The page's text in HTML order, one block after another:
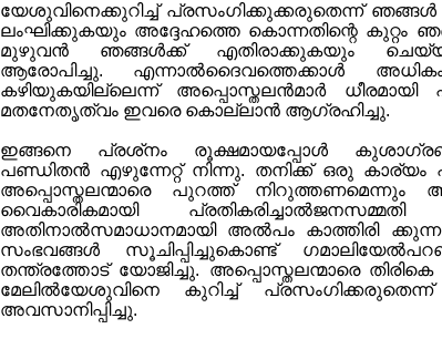
യേശുവിനെക്കുറിച്ച് പ്രസംഗിക്കുക്കരുതെന്ന്
ലംഘിക്കുകയും അദ്ദേഹത്തെ കൊന്നതിന്റെ കുറ്റം
മുഴുവന്‍ ഞങ്ങള്‍ക്ക് എതിരാക്കുകയും
ആരോപിച്ചു. എന്നാല്‍ദൈവത്തെക്കാള്‍
കഴിയുകയില്ലെന്ന് അപ്പൊസ്തലന്‍മാര്‍
മതനേതൃത്വം ഇവരെ കൊല്ലാന്‍ ആഗ്രഹിച്ചു.
ഇങ്ങനെ പ്രശ്‌നം രൂക്ഷമായപ്പോള്‍
പണ്ഡിതന്‍ എഴുന്നേറ്റ് നിന്നു. തനിക്ക് ഒരു
അപ്പൊസ്തലന്മാരെ പുറത്ത് നിറുത്തണമെന്നും
വൈകാരികമായി
അതിനാല്‍സമാധാനമായി അല്‍പം കാത്തിരി
സംഭവങ്ങള്‍ സൂചിപ്പിച്ചുകൊണ്ട്
തന്ത്രത്തോട് യോജിച്ചു. അപ്പൊസ്തലന്മാരെ
മേലില്‍യേശുവിനെ കുറിച്ച്
അവസാനിപ്പിച്ചു.